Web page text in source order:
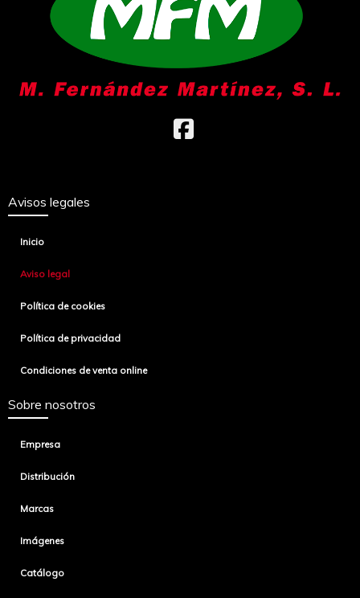
Avisos legales
Inicio
Aviso legal
Política de cookies
Política de privacidad
Condiciones de venta online
Sobre nosotros
Empresa
Distribución
Marcas
Imágenes
Catálogo